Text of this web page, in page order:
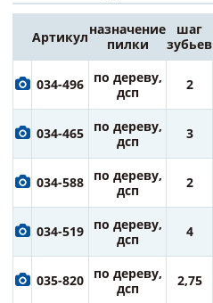
Артикулназначение
пилки
шаг
зубьев
034-496
по дереву,
дсп
2
034-465
по дереву,
дсп
3
034-588
по дереву,
дсп
2
034-519
по дереву,
дсп
4
035-820
по дереву,
дсп
2,75